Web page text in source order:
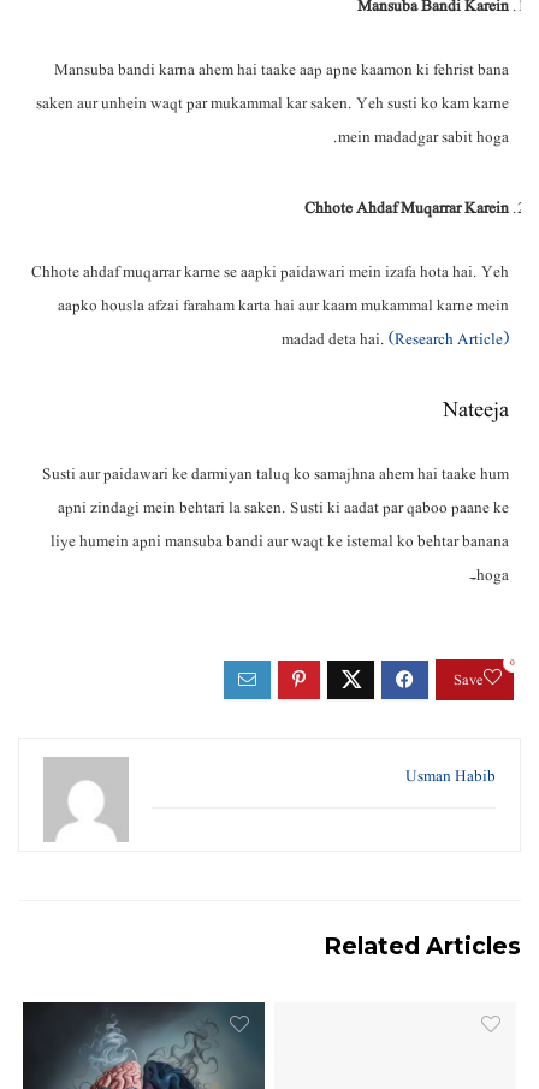
Mansuba Bandi Karein
Mansuba bandi karna ahem hai taake aap apne kaamon ki fehrist bana
saken aur unhein waqt par mukammal kar saken. Yeh susti ko kam karne
mein madadgar sabit hoga.
Chhote Ahdaf Muqarrar Karein
Chhote ahdaf muqarrar karne se aapki paidawari mein izafa hota hai. Yeh
aapko housla afzai faraham karta hai aur kaam mukammal karne mein
madad deta hai.(Research Article)
Nateeja
Susti aur paidawari ke darmiyan taluq ko samajhna ahem hai taake hum
apni zindagi mein behtari la saken. Susti ki aadat par qaboo paane ke
liye humein apni mansuba bandi aur waqt ke istemal ko behtar banana
hoga۔
Save
0
Usman Habib
Related Articles